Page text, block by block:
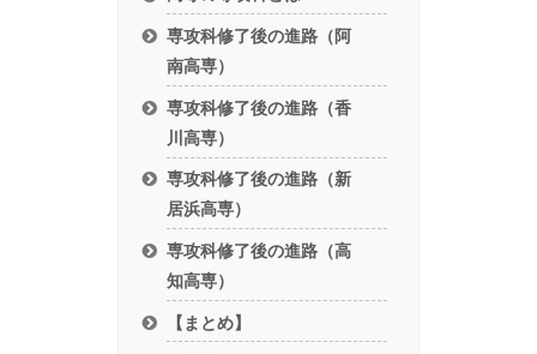
専攻科修了後の進路（阿
南高専）
専攻科修了後の進路（香
川高専）
専攻科修了後の進路（新
居浜高専）
専攻科修了後の進路（高
知高専）
【まとめ】